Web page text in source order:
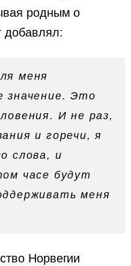
родным о
добавлял:
меня
значение. Это
И не раз,
и горечи, я
слова, и
часе будут
меня
Норвегии